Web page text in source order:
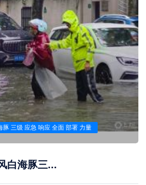
豚 三级 应急 响应 全面 部署 力量
白海豚三...